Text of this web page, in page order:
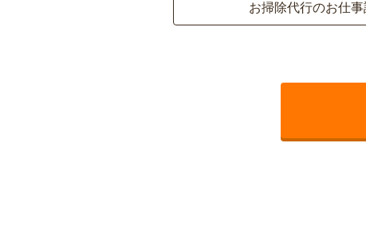
お掃除代行のお仕事